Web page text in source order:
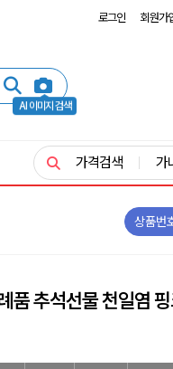
로그인 회원가
AI 이미지 검색
가격검색 가
상품번
품 추석선물 천일염